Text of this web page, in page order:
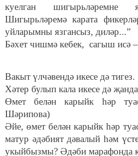
куелган шигырьләремне
Шигырьләремә карата
уйларымны язгансыз, диләр...”
Бәхет чишмә кебек, сагыш исә –
Вакыт үлчәвендә икесе дә тигез.
Хәтер булып кала икесе дә
Өмет белән карыйк һәр
Шәрипова)
Әйе, өмет белән карыйк һәр
матур әдәбият дәвалый һәм
укыйбызмы? Әдәби марафонда